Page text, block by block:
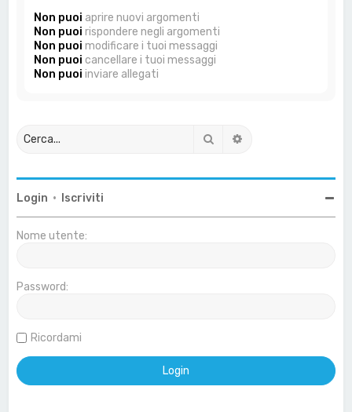
Non puoi aprire nuovi argomenti
Non puoi rispondere negli argomenti
Non puoi modificare i tuoi messaggi
Non puoi cancellare i tuoi messaggi
Non puoi inviare allegati
Cerca
Login • Iscriviti
Nome utente:
Password:
Ricordami